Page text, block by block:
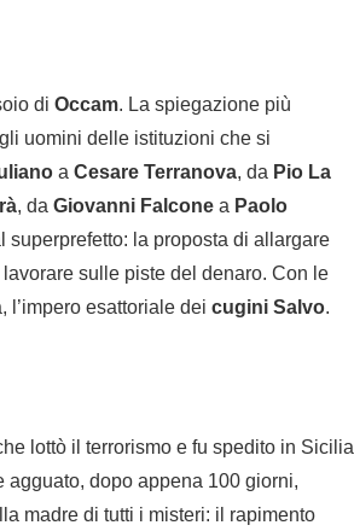
di Occam. La spiegazione più
uomini delle istituzioni che si
a Cesare Terranova, da Pio La
, da Giovanni Falcone a Paolo
superprefetto: la proposta di allargare
lavorare sulle piste del denaro. Con le
esattoriale dei cugini Salvo.
lottò il terrorismo e fu spedito in Sicilia
dopo appena 100 giorni,
madre di tutti i misteri: il rapimento